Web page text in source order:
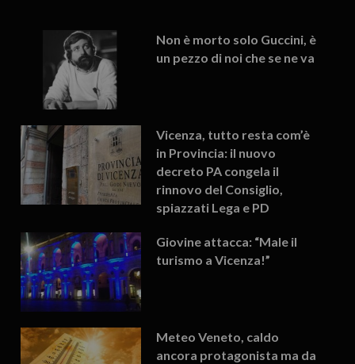
Non è morto solo Guccini, è
un pezzo di noi che se ne va
Vicenza, tutto resta com’è
in Provincia: il nuovo
decreto PA congela il
rinnovo del Consiglio,
spiazzati Lega e PD
Giovine attacca: “Male il
turismo a Vicenza!”
Meteo Veneto, caldo
ancora protagonista ma da